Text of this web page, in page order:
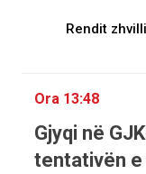
Rendit
Ora 13:48
Gjyqi në
tentativën e